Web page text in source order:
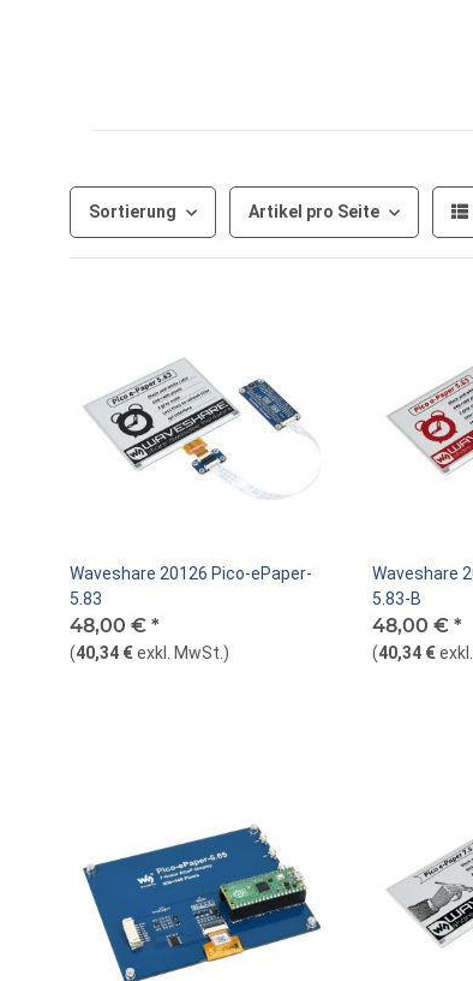
Sortierung Artikel pro Seite
Waveshare 20126 Pico-ePaper-
5.83
48,00 € *
(40,34 €exkl. MwSt. )
Waveshare
5.83-B
48,00 € *
(40,34 €